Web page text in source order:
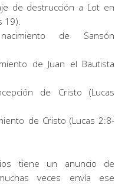
de destrucción a Lot en
19).
de Sansón
de Juan el Bautista
de Cristo (Lucas
de Cristo (Lucas 2:8-
tiene un anuncio de
veces envía ese